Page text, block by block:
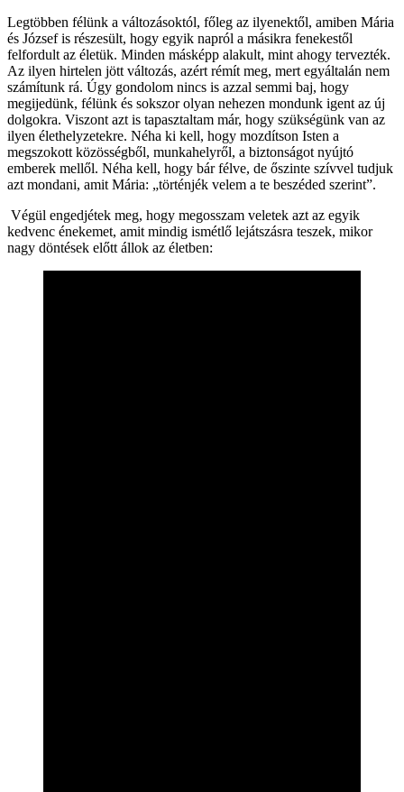
Legtöbben félünk a változásoktól, főleg az ilyenektől, amiben Mária
és József is részesült, hogy egyik napról a másikra fenekestől
felfordult az életük. Minden másképp alakult, mint ahogy tervezték.
Az ilyen hirtelen jött változás, azért rémít meg, mert egyáltalán nem
számítunk rá. Úgy gondolom nincs is azzal semmi baj, hogy
megijedünk, félünk és sokszor olyan nehezen mondunk igent az új
dolgokra. Viszont azt is tapasztaltam már, hogy szükségünk van az
ilyen élethelyzetekre. Néha ki kell, hogy mozdítson Isten a
megszokott közösségből, munkahelyről, a biztonságot nyújtó
emberek mellől. Néha kell, hogy bár félve, de őszinte szívvel tudjuk
azt mondani, amit Mária: „történjék velem a te beszéded szerint”.
Végül engedjétek meg, hogy megosszam veletek azt az egyik
kedvenc énekemet, amit mindig ismétlő lejátszásra teszek, mikor
nagy döntések előtt állok az életben: